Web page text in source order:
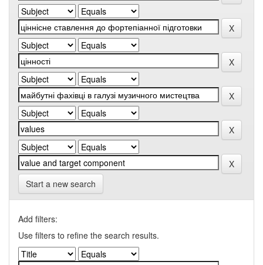
Start a new search
Add filters:
Use filters to refine the search results.